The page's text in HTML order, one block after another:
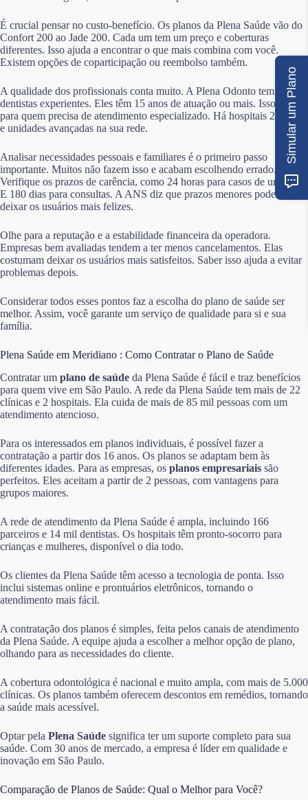
É crucial pensar no custo-benefício. Os planos da Plena Saúde vão do
Confort 200 ao Jade 200. Cada um tem um preço e coberturas
diferentes. Isso ajuda a encontrar o que mais combina com você.
Existem opções de coparticipação ou reembolso também.
A qualidade dos profissionais conta muito. A Plena Odonto tem
dentistas experientes. Eles têm 15 anos de atuação ou mais. Isso é bom
para quem precisa de atendimento especializado. Há hospitais 24 horas
e unidades avançadas na sua rede.
Analisar necessidades pessoais e familiares é o primeiro passo
importante. Muitos não fazem isso e acabam escolhendo errado.
Verifique os prazos de carência, como 24 horas para casos de urgência.
E 180 dias para consultas. A ANS diz que prazos menores podem
deixar os usuários mais felizes.
Olhe para a reputação e a estabilidade financeira da operadora.
Empresas bem avaliadas tendem a ter menos cancelamentos. Elas
costumam deixar os usuários mais satisfeitos. Saber isso ajuda a evitar
problemas depois.
Considerar todos esses pontos faz a escolha do plano de saúde ser
melhor. Assim, você garante um serviço de qualidade para si e sua
família.
Plena Saúde em Meridiano : Como Contratar o Plano de Saúde
Contratar um plano de saúde da Plena Saúde é fácil e traz benefícios
para quem vive em São Paulo. A rede da Plena Saúde tem mais de 22
clínicas e 2 hospitais. Ela cuida de mais de 85 mil pessoas com um
atendimento atencioso.
Para os interessados em planos individuais, é possível fazer a
contratação a partir dos 16 anos. Os planos se adaptam bem às
diferentes idades. Para as empresas, os planos empresariais são
perfeitos. Eles aceitam a partir de 2 pessoas, com vantagens para
grupos maiores.
A rede de atendimento da Plena Saúde é ampla, incluindo 166
parceiros e 14 mil dentistas. Os hospitais têm pronto-socorro para
crianças e mulheres, disponível o dia todo.
Os clientes da Plena Saúde têm acesso a tecnologia de ponta. Isso
inclui sistemas online e prontuários eletrônicos, tornando o
atendimento mais fácil.
A contratação dos planos é simples, feita pelos canais de atendimento
da Plena Saúde. A equipe ajuda a escolher a melhor opção de plano,
olhando para as necessidades do cliente.
A cobertura odontológica é nacional e muito ampla, com mais de 5.000
clínicas. Os planos também oferecem descontos em remédios, tornando
a saúde mais acessível.
Optar pela Plena Saúde significa ter um suporte completo para sua
saúde. Com 30 anos de mercado, a empresa é líder em qualidade e
inovação em São Paulo.
Comparação de Planos de Saúde: Qual o Melhor para Você?
Simular um Plano